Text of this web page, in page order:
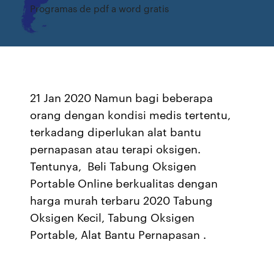
Programas de pdf a word gratis
21 Jan 2020 Namun bagi beberapa
orang dengan kondisi medis tertentu,
terkadang diperlukan alat bantu
pernapasan atau terapi oksigen.
Tentunya, Beli Tabung Oksigen
Portable Online berkualitas dengan
harga murah terbaru 2020 Tabung
Oksigen Kecil, Tabung Oksigen
Portable, Alat Bantu Pernapasan .